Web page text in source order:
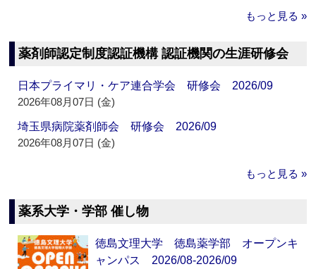
もっと見る »
薬剤師認定制度認証機構 認証機関の生涯研修会
日本プライマリ・ケア連合学会 研修会 2026/09
2026年08月07日 (金)
埼玉県病院薬剤師会 研修会 2026/09
2026年08月07日 (金)
もっと見る »
薬系大学・学部 催し物
徳島文理大学 徳島薬学部 オープンキ
ャンパス 2026/08-2026/09